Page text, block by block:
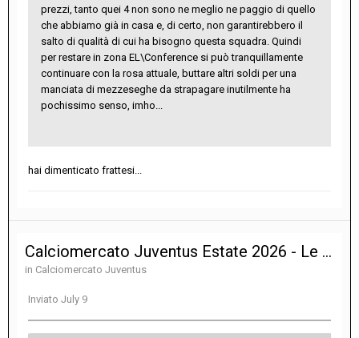
prezzi, tanto quei 4 non sono ne meglio ne paggio di quello
che abbiamo già in casa e, di certo, non garantirebbero il
salto di qualità di cui ha bisogno questa squadra. Quindi
per restare in zona EL\Conference si può tranquillamente
continuare con la rosa attuale, buttare altri soldi per una
manciata di mezzeseghe da strapagare inutilmente ha
pochissimo senso, imho...
hai dimenticato frattesi...
Calciomercato Juventus Estate 2026 - Le notizie sulle trattative
in Calciomercato Juventus
Inviato July 9